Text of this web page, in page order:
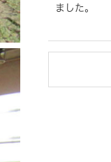
ました。